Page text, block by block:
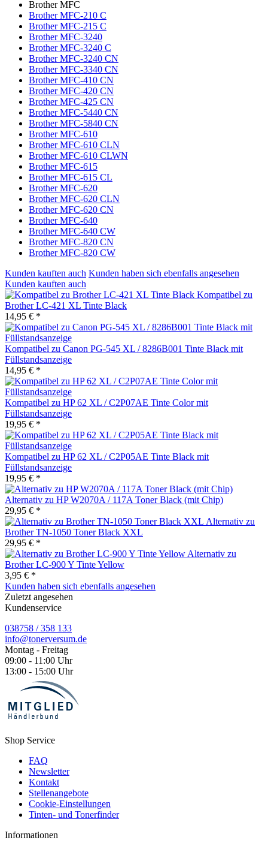
Brother MFC
Brother MFC-210 C
Brother MFC-215 C
Brother MFC-3240
Brother MFC-3240 C
Brother MFC-3240 CN
Brother MFC-3340 CN
Brother MFC-410 CN
Brother MFC-420 CN
Brother MFC-425 CN
Brother MFC-5440 CN
Brother MFC-5840 CN
Brother MFC-610
Brother MFC-610 CLN
Brother MFC-610 CLWN
Brother MFC-615
Brother MFC-615 CL
Brother MFC-620
Brother MFC-620 CLN
Brother MFC-620 CN
Brother MFC-640
Brother MFC-640 CW
Brother MFC-820 CN
Brother MFC-820 CW
Kunden kauften auch Kunden haben sich ebenfalls angesehen
Kunden kauften auch
Kompatibel zu
Brother LC-421 XL Tinte Black
14,95 € *
Kompatibel zu Canon PG-545 XL / 8286B001 Tinte Black mit
Füllstandsanzeige
14,95 € *
Kompatibel zu HP 62 XL / C2P07AE Tinte Color mit
Füllstandsanzeige
19,95 € *
Kompatibel zu HP 62 XL / C2P05AE Tinte Black mit
Füllstandsanzeige
19,95 € *
Alternativ zu HP W2070A / 117A Toner Black (mit Chip)
29,95 € *
Alternativ zu
Brother TN-1050 Toner Black XXL
29,95 € *
Alternativ zu
Brother LC-900 Y Tinte Yellow
3,95 € *
Kunden haben sich ebenfalls angesehen
Zuletzt angesehen
Kundenservice
038758 / 358 133
info@tonerversum.de
Montag - Freitag
09:00 - 11:00 Uhr
13:00 - 15:00 Uhr
Shop Service
FAQ
Newsletter
Kontakt
Stellenangebote
Cookie-Einstellungen
Tinten- und Tonerfinder
Informationen